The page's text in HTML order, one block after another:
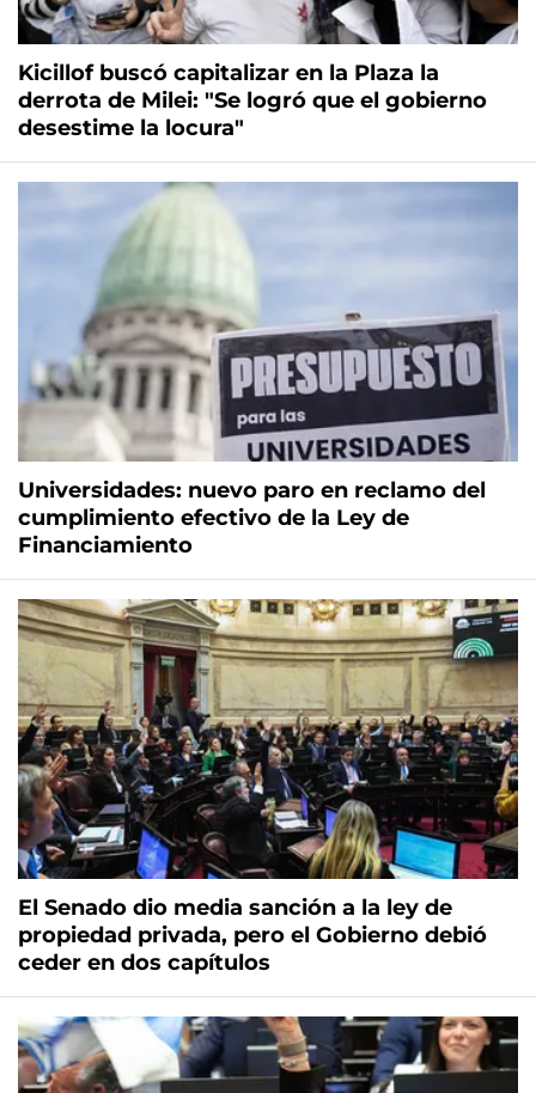
Kicillof buscó capitalizar en la Plaza la
derrota de Milei: "Se logró que el gobierno
desestime la locura"
Universidades: nuevo paro en reclamo del
cumplimiento efectivo de la Ley de
Financiamiento
El Senado dio media sanción a la ley de
propiedad privada, pero el Gobierno debió
ceder en dos capítulos